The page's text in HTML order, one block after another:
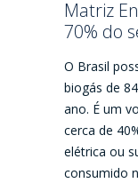
Matriz
70% do
O Brasil
biogás de
ano. É um
cerca de
elétrica ou
consumido